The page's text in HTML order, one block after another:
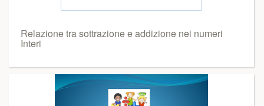
Relazione tra sottrazione e addizione nei numeri
Interi